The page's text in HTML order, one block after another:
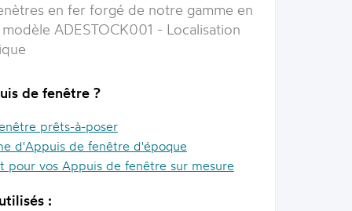
en fer forgé de notre gamme en
ADESTOCK001 - Localisation
de fenêtre ?
prêts-à-poser
d'Appuis de fenêtre d'époque
pour vos Appuis de fenêtre sur mesure
: